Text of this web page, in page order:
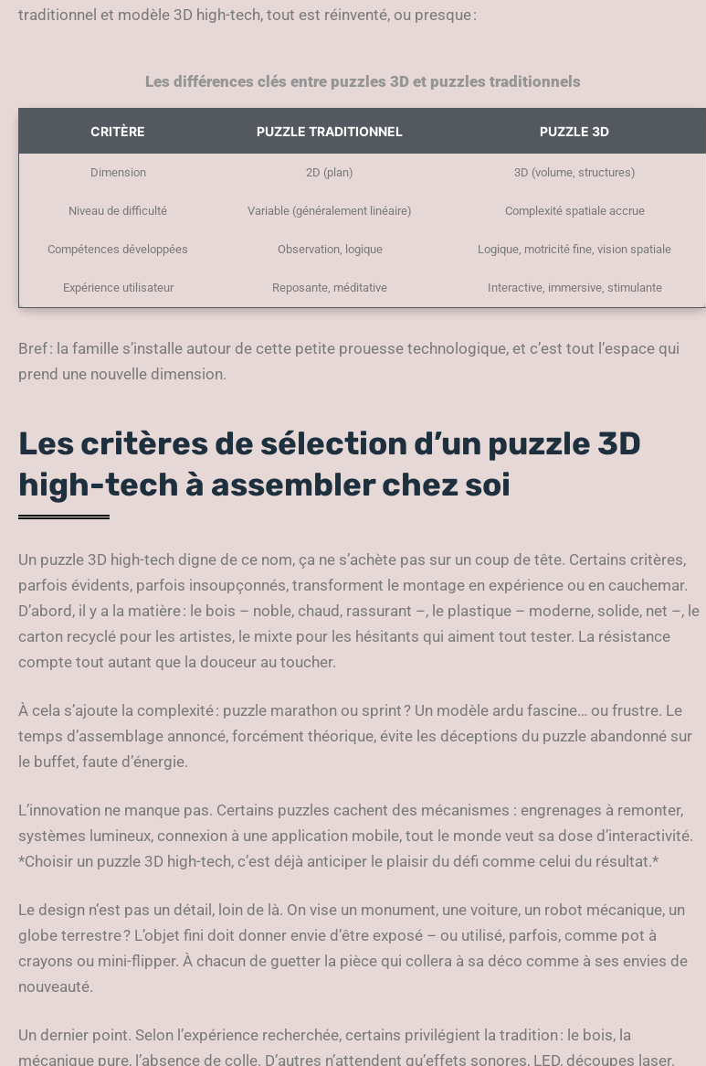
traditionnel et modèle 3D high-tech, tout est réinventé, ou presque :
Les différences clés entre puzzles 3D et puzzles traditionnels
CRITÈRE PUZZLE TRADITIONNEL PUZZLE 3D
Dimension 2D (plan) 3D (volume, structures)
Niveau de difficulté Variable (généralement linéaire) Complexité spatiale accrue
Compétences développées Observation, logique Logique, motricité fine, vision spatiale
Expérience utilisateur Reposante, méditative Interactive, immersive, stimulante
Bref : la famille s’installe autour de cette petite prouesse technologique, et c’est tout l’espace qui
prend une nouvelle dimension.
Les critères de sélection d’un puzzle 3D
high-tech à assembler chez soi
Un puzzle 3D high-tech digne de ce nom, ça ne s’achète pas sur un coup de tête. Certains critères,
parfois évidents, parfois insoupçonnés, transforment le montage en expérience ou en cauchemar.
D’abord, il y a la matière : le bois – noble, chaud, rassurant –, le plastique – moderne, solide, net –, le
carton recyclé pour les artistes, le mixte pour les hésitants qui aiment tout tester. La résistance
compte tout autant que la douceur au toucher.
À cela s’ajoute la complexité : puzzle marathon ou sprint ? Un modèle ardu fascine… ou frustre. Le
temps d’assemblage annoncé, forcément théorique, évite les déceptions du puzzle abandonné sur
le buffet, faute d’énergie.
L’innovation ne manque pas. Certains puzzles cachent des mécanismes : engrenages à remonter,
systèmes lumineux, connexion à une application mobile, tout le monde veut sa dose d’interactivité.
*Choisir un puzzle 3D high-tech, c’est déjà anticiper le plaisir du défi comme celui du résultat.*
Le design n’est pas un détail, loin de là. On vise un monument, une voiture, un robot mécanique, un
globe terrestre ? L’objet fini doit donner envie d’être exposé – ou utilisé, parfois, comme pot à
crayons ou mini-flipper. À chacun de guetter la pièce qui collera à sa déco comme à ses envies de
nouveauté.
Un dernier point. Selon l’expérience recherchée, certains privilégient la tradition : le bois, la
mécanique pure, l’absence de colle. D’autres n’attendent qu’effets sonores, LED, découpes laser.